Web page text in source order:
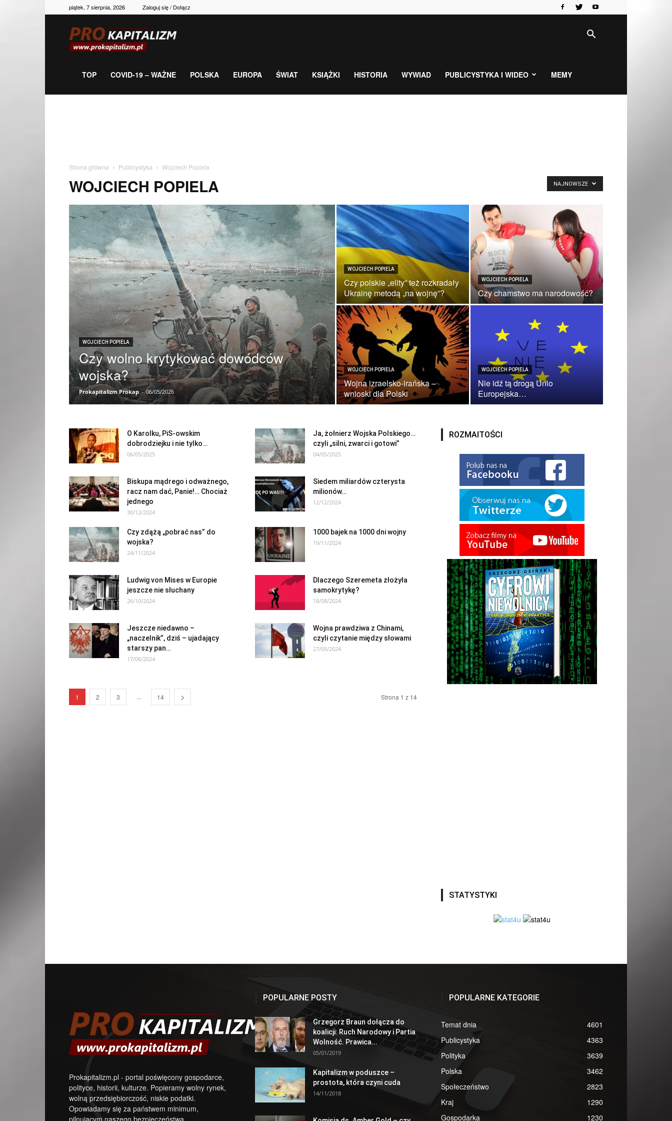
piątek, 7 sierpnia, 2026 Zaloguj się / Dołącz
gospodarka,
newsy
TOP COVID-19 – WAŻNE POLSKA EUROPA ŚWIAT KSIĄŻKI HISTORIA WYWIAD PUBLICYSTYKA I WIDEO MEMY
Strona główna Publicystyka Wojciech Popiela
WOJCIECH POPIELA NAJNOWSZE
WOJCIECH POPIELA
Czy wolno krytykować dowódców
wojska?
Prokapitalizm Prokap - 06/05/2026
WOJCIECH POPIELA
Czy polskie „elity” też rozkradały
Ukrainę metodą „na wojnę”?
WOJCIECH POPIELA
Czy chamstwo ma narodowość?
WOJCIECH POPIELA
Wojna izraelsko-irańska –
wnioski dla Polski
WOJCIECH POPIELA
Nie idź tą drogą Unio
Europejska…
O Karolku, PiS-owskim
dobrodziejku i nie tylko…
06/05/2025
Ja, żołnierz Wojska Polskiego…
czyli „silni, zwarci i gotowi”
04/05/2025
Biskupa mądrego i odważnego,
racz nam dać, Panie!… Chociaż
jednego
30/12/2024
Siedem miliardów czterysta
milionów…
12/12/2024
Czy zdążą „pobrać nas” do
wojska?
24/11/2024
1000 bajek na 1000 dni wojny
19/11/2024
Ludwig von Mises w Europie
jeszcze nie słuchany
26/10/2024
Dlaczego Szeremeta złożyła
samokrytykę?
18/08/2024
Jeszcze niedawno –
„naczelnik”, dziś – ujadający
starszy pan…
17/06/2024
Wojna prawdziwa z Chinami,
czyli czytanie między słowami
27/05/2024
1 2 3 ... 14 Strona 1 z 14
ROZMAITOŚCI
STATYSTYKI
Prokapitalizm.pl - portal poświęcony gospodarce,
polityce, historii, kulturze. Popieramy wolny rynek,
wolną przedsiębiorczość, niskie podatki.
Opowiadamy się za państwem minimum,
POPULARNE POSTY
Grzegorz Braun dołącza do
koalicji: Ruch Narodowy i Partia
Wolność. Prawica...
05/01/2019
Kapitalizm w poduszce –
prostota, która czyni cuda
14/11/2018
POPULARNE KATEGORIE
Temat dnia
4601
Publicystyka
4363
Polityka
3639
Polska
3462
Społeczeństwo
2823
Kraj
1290
Gospodarka
1230